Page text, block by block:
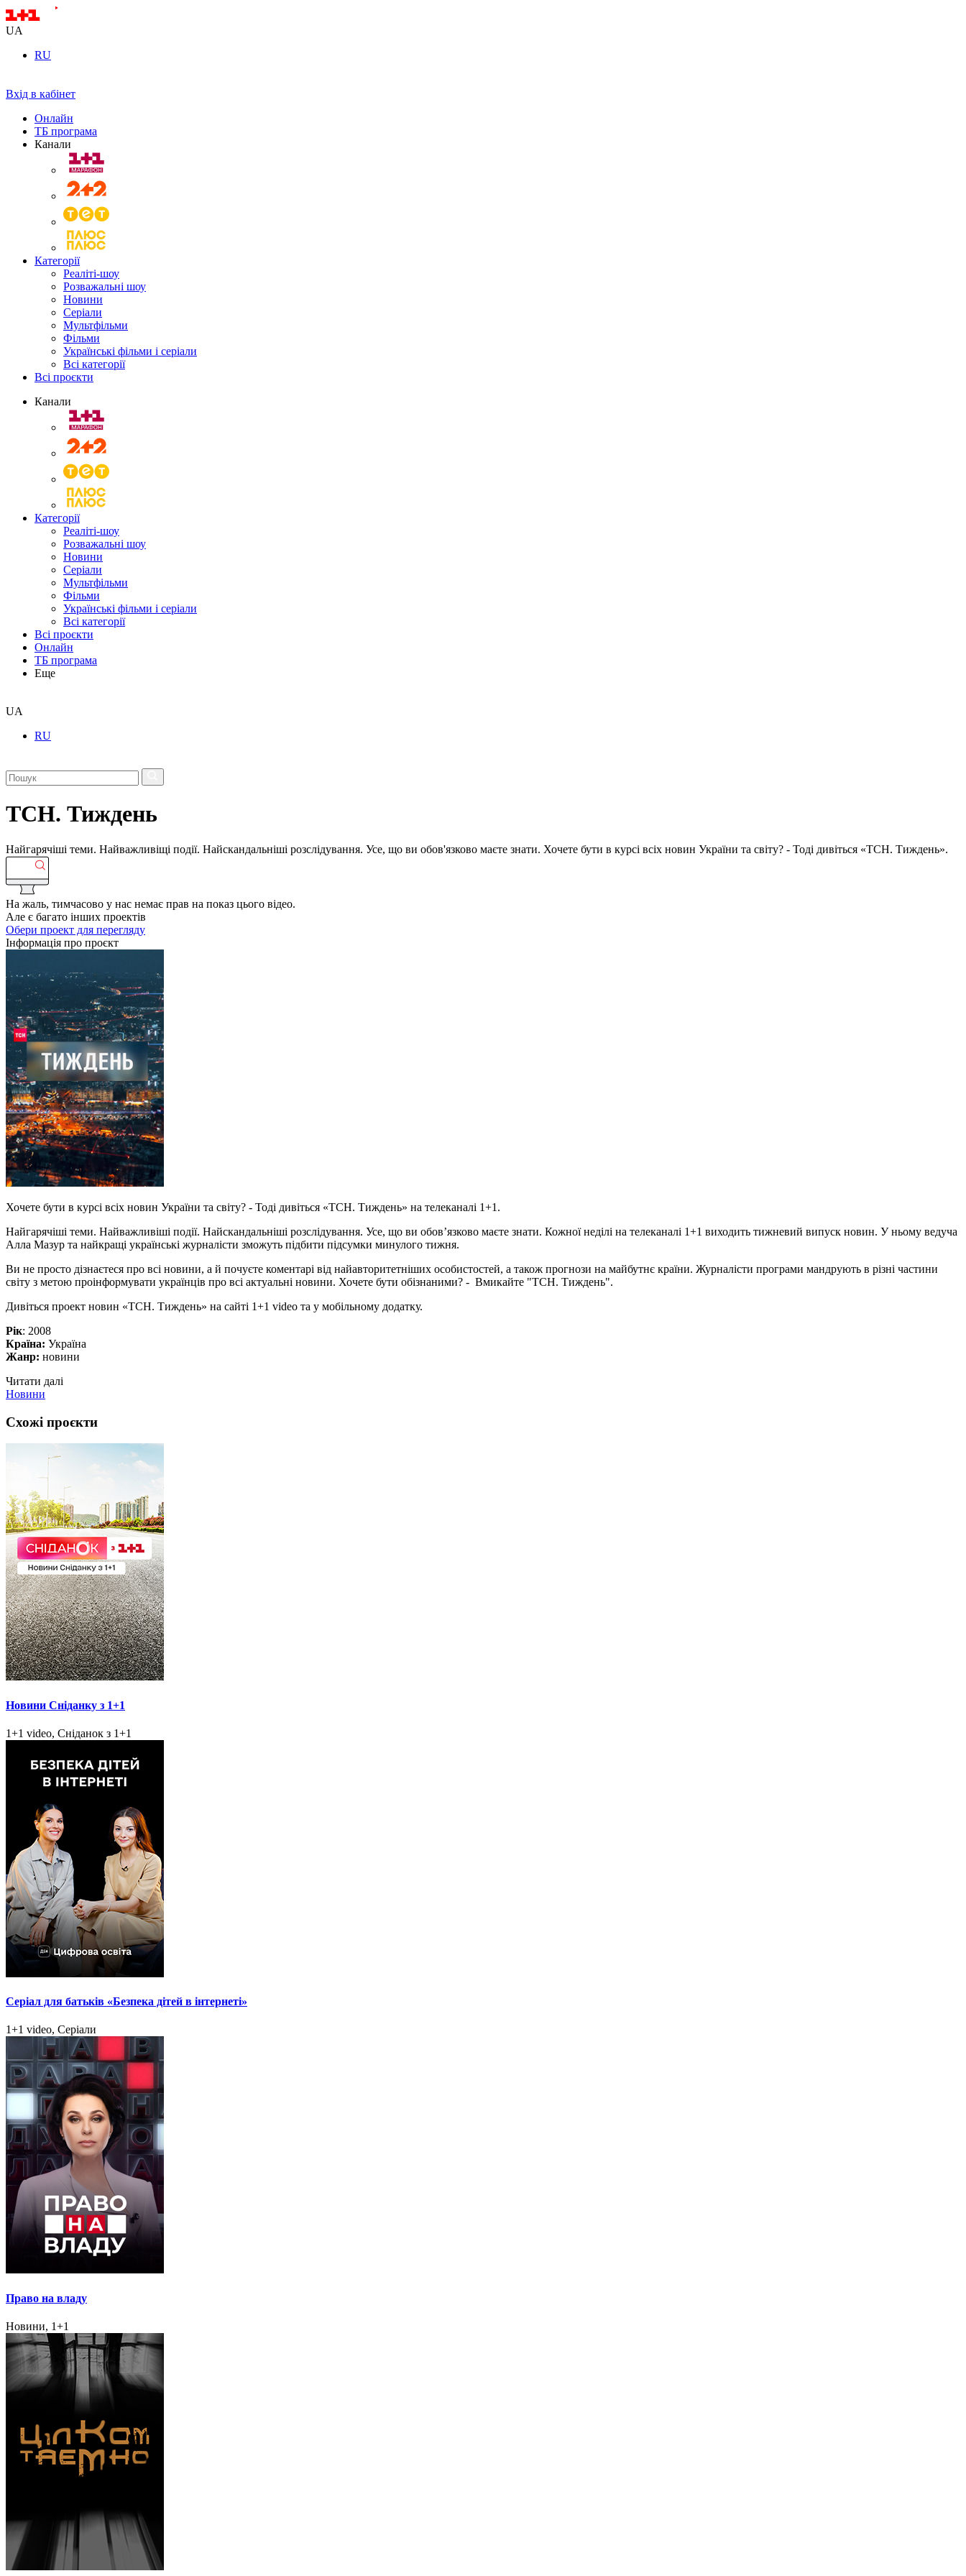
UA
RU
Вхід в кабінет
Онлайн
ТБ програма
Канали
Категорії
Реаліті-шоу
Розважальні шоу
Новини
Серіали
Мультфільми
Фільми
Українські фільми і серіали
Всі категорії
Всі проєкти
Канали
Категорії
Реаліті-шоу
Розважальні шоу
Новини
Серіали
Мультфільми
Фільми
Українські фільми і серіали
Всі категорії
Всі проєкти
Онлайн
ТБ програма
Еще
UA
RU
ТСН. Тиждень
Найгарячіші теми. Найважливіщі події. Найскандальніші розслідування. Усе, що ви обов'язково маєте знати. Хочете бути в курсі всіх новин України та світу? - Тоді дивіться «ТСН. Тиждень».
На жаль, тимчасово у нас немає прав на показ цього відео.
Але є багато інших проектів
Обери проект для перегляду
Інформація про проєкт
Хочете бути в курсі всіх новин України та світу? - Тоді дивіться «ТСН. Тиждень» на телеканалі 1+1.
Найгарячіші теми. Найважливіші події. Найскандальніші розслідування. Усе, що ви обов’язково маєте знати. Кожної неділі на телеканалі 1+1 виходить тижневий випуск новин. У ньому ведуча
Алла Мазур та найкращі українські журналісти зможуть підбити підсумки минулого тижня.
Ви не просто дізнаєтеся про всі новини, а й почуєте коментарі від найавторитетніших особистостей, а також прогнози на майбутнє країни. Журналісти програми мандрують в різні частини
світу з метою проінформувати українців про всі актуальні новини. Хочете бути обізнаними? - Вмикайте "ТСН. Тиждень".
Дивіться проект новин «ТСН. Тиждень» на сайті 1+1 video та у мобільному додатку.
Рік: 2008
Країна: Україна
Жанр: новини
Читати далі
Новини
Схожі проєкти
Новини Сніданку з 1+1
1+1 video, Сніданок з 1+1
Серіал для батьків «Безпека дітей в інтернеті»
1+1 video, Серіали
Право на владу
Новини, 1+1